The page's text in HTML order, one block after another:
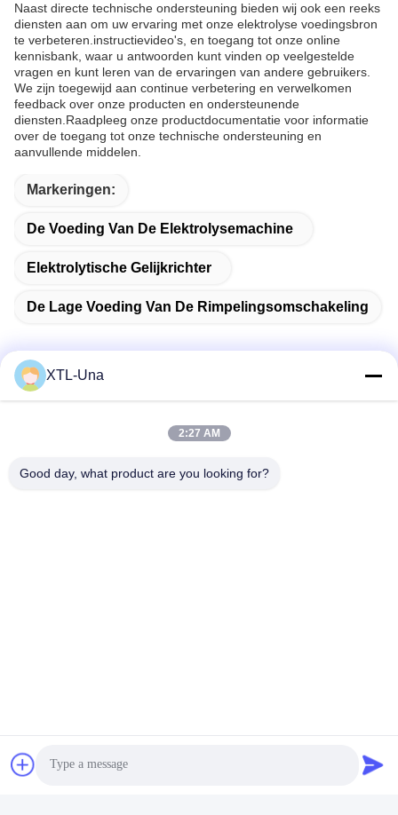
Naast directe technische ondersteuning bieden wij ook een reeks
diensten aan om uw ervaring met onze elektrolyse voedingsbron
te verbeteren.instructievideo's, en toegang tot onze online
kennisbank, waar u antwoorden kunt vinden op veelgestelde
vragen en kunt leren van de ervaringen van andere gebruikers.
We zijn toegewijd aan continue verbetering en verwelkomen
feedback over onze producten en ondersteunende
diensten.Raadpleeg onze productdocumentatie voor informatie
over de toegang tot onze technische ondersteuning en
aanvullende middelen.
Markeringen:
De Voeding Van De Elektrolysemachine
Elektrolytische Gelijkrichter
De Lage Voeding Van De Rimpelingsomschakeling
Galvaniserende voeding Leverancier. Copyright © 2019-2026
XTL-Una
2:27 AM
Good day, what product are you looking for?